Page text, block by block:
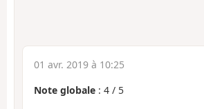
01 avr. 2019 à 10:25
Note globale : 4 / 5